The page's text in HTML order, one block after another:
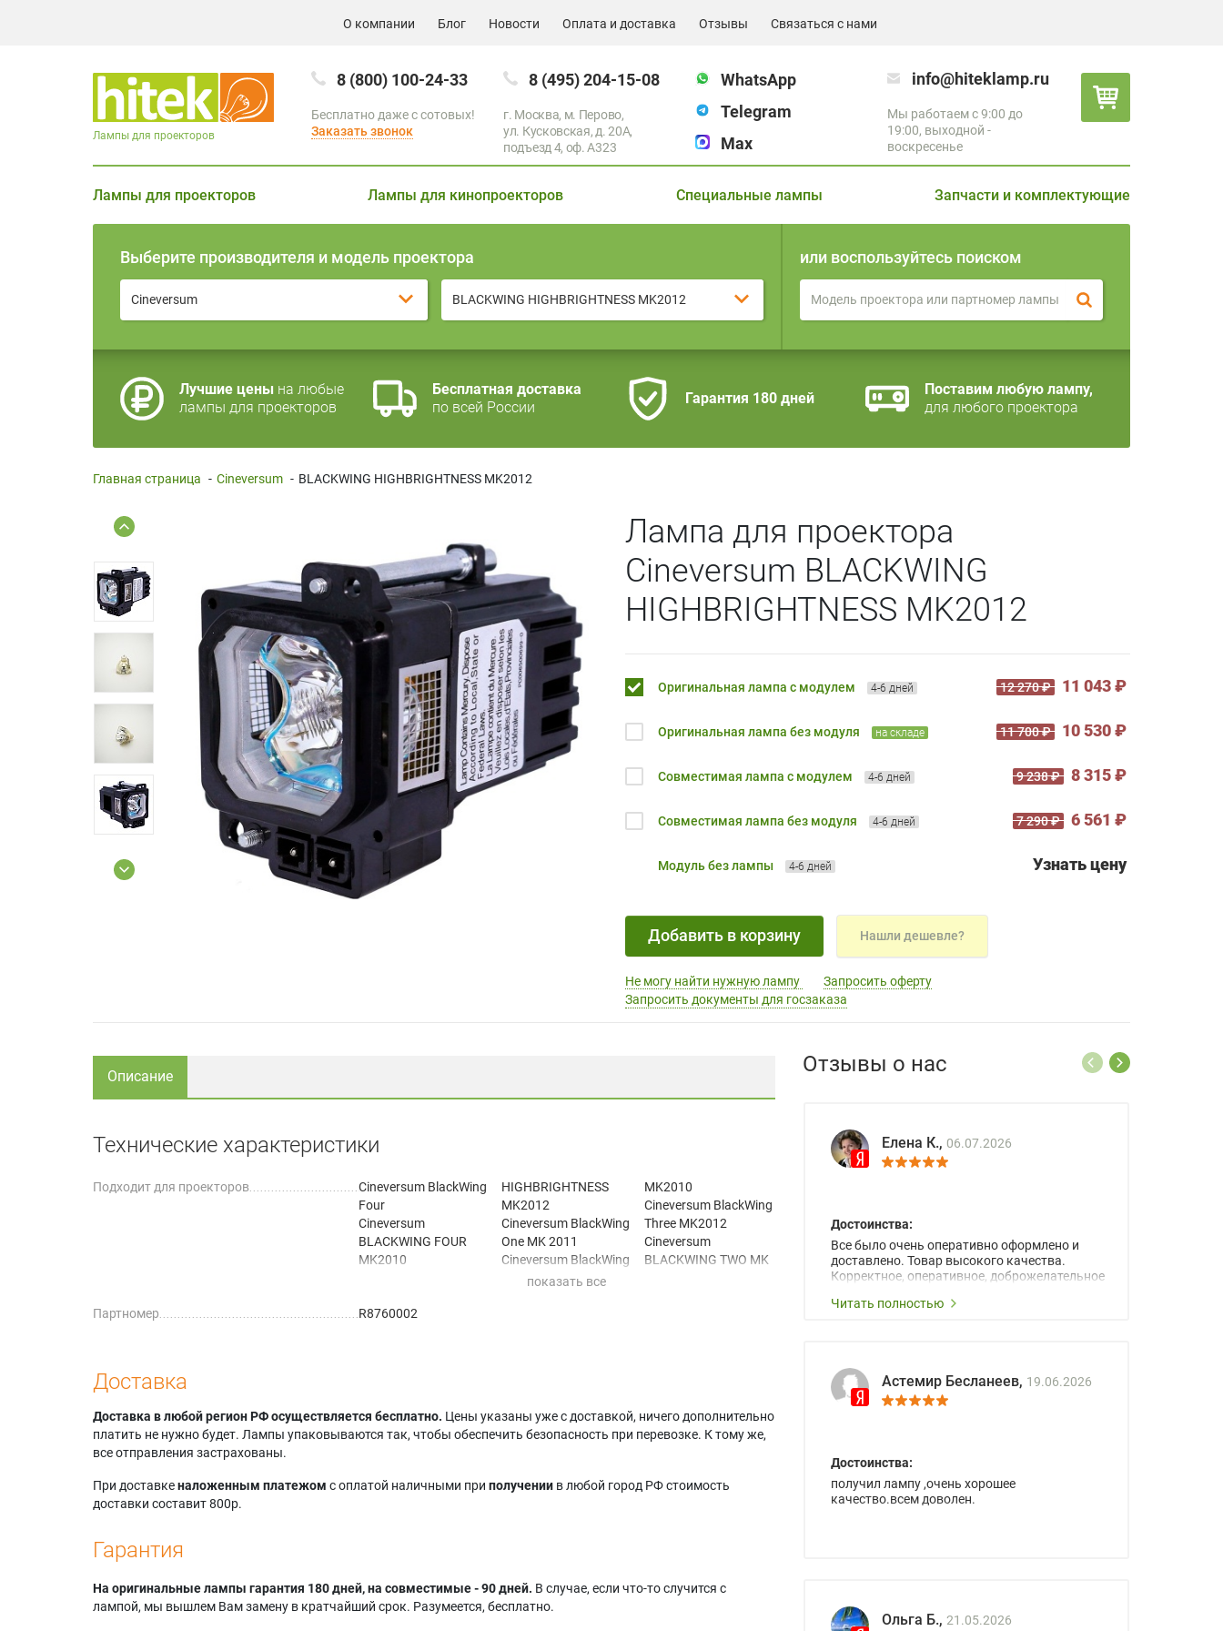
О компании Блог Новости Оплата и доставка Отзывы Связаться с нами
8 (800) 100-24-33
Бесплатно даже с сотовых!
Заказать звонок
8 (495) 204-15-08
г. Москва, м. Перово,
ул. Кусковская, д. 20А,
подъезд 4, оф. A323
WhatsApp
Telegram
Max
info@hiteklamp.ru
Мы работаем с 9:00 до
19:00, выходной -
воскресенье
Лампы для проекторов
Лампы для проекторов Лампы для кинопроекторов Специальные лампы Запчасти и комплектующие
Выберите производителя и модель проектора
Cineversum BLACKWING HIGHBRIGHTNESS MK2012
или воспользуйтесь поиском
Лучшие цены на любые
лампы для проекторов
Бесплатная доставка
по всей России
Гарантия 180 дней
Поставим любую лампу,
для любого проектора
Главная страница - Cineversum - BLACKWING HIGHBRIGHTNESS MK2012
Лампа для проектора
Cineversum BLACKWING
HIGHBRIGHTNESS MK2012
Оригинальная лампа с модулем 4-6 дней 12 270 ₽ 11 043 ₽
Оригинальная лампа без модуля на складе 11 700 ₽ 10 530 ₽
Совместимая лампа с модулем 4-6 дней 9 238 ₽ 8 315 ₽
Совместимая лампа без модуля 4-6 дней 7 290 ₽ 6 561 ₽
Модуль без лампы 4-6 дней Узнать цену
Добавить в корзину Нашли дешевле?
Не могу найти нужную лампу
Запросить оферту
Запросить документы для госзаказа
Отзывы о нас
Елена К., 06.07.2026
Достоинства:
Все было очень оперативно оформлено и
доставлено. Товар высокого качества.
Корректное, оперативное, доброжелательное
Читать полностью
Астемир Бесланеев, 19.06.2026
Достоинства:
получил лампу ,очень хорошее
качество.всем доволен.
Ольга Б., 21.05.2026
Описание
Технические характеристики
Подходит для проекторов
Cineversum BlackWing
Four
Cineversum
BLACKWING FOUR
MK2010
Cineversum
Cineversum
BLACKWING
HIGHBRIGHTNESS
MK2012
Cineversum BlackWing
One MK 2011
Cineversum BlackWing
One MK2012
Three MK 2011
Cineversum
MK2010
Cineversum BlackWing
Three MK2012
Cineversum
BLACKWING TWO MK
Dream Vision
STARLIGHT1
Партномер R8760002
Доставка
Доставка в любой регион РФ осуществляется бесплатно. Цены указаны уже с доставкой, ничего дополнительно
платить не нужно будет. Лампы упаковываются так, чтобы обеспечить безопасность при перевозке. К тому же,
все отправления застрахованы.
При доставкеналоженным платежом с оплатой наличными при получении в любой город РФ стоимость
доставки составит 800р.
Гарантия
На оригинальные лампы гарантия 180 дней, на совместимые - 90 дней. В случае, если что-то случится с
лампой, мы вышлем Вам замену в кратчайший срок. Разумеется, бесплатно.